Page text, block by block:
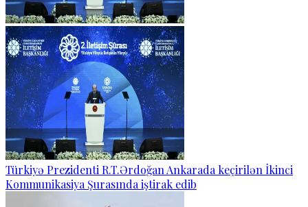
Türkiyə Prezidenti R.T.Ərdoğan Ankarada keçirilən İkinci
Kommunikasiya Şurasında iştirak edib